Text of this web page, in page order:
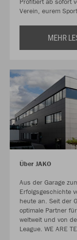
Verein, eurem
MEHR
Über JAKO
Aus der Garage
Erfolgsgeschichte
heute an. Seit der
optimale Partner
weltweit und von
League. WE ARE